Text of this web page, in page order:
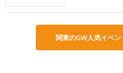
関東のGW人気イベ